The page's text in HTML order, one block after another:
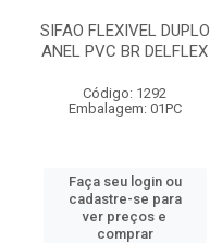
SIFAO FLEXIVEL DUPLO
ANEL PVC BR DELFLEX
Código: 1292
Embalagem: 01PC
Faça seu login ou
cadastre-se para
ver preços e
comprar